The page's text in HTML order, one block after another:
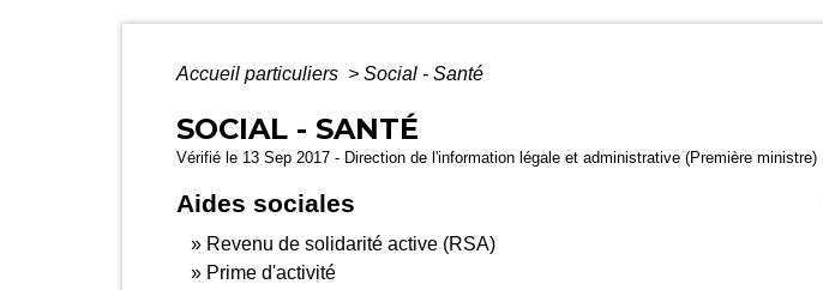
Accueil particuliers > Social - Santé
SOCIAL - SANTÉ
Vérifié le 13 Sep 2017 - Direction de l'information légale et administrative (Première ministre)
Aides sociales
Revenu de solidarité active (RSA)
Prime d'activité